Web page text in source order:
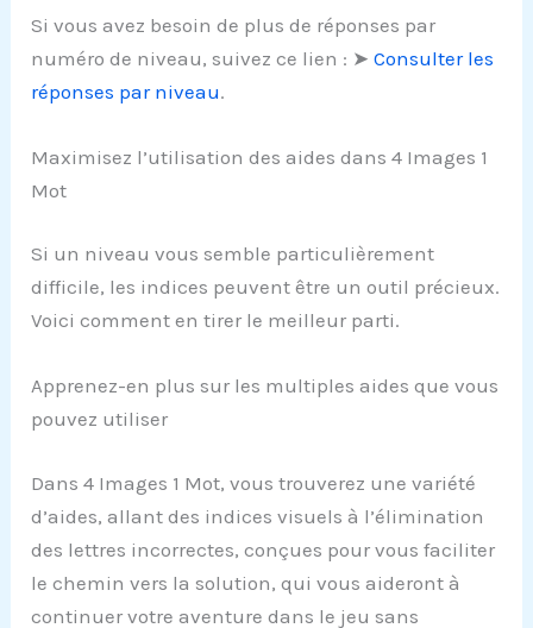
Si vous avez besoin de plus de réponses par
numéro de niveau, suivez ce lien : ➤Consulter les
réponses par niveau.
Maximisez l’utilisation des aides dans 4 Images 1
Mot
Si un niveau vous semble particulièrement
difficile, les indices peuvent être un outil précieux.
Voici comment en tirer le meilleur parti.
Apprenez-en plus sur les multiples aides que vous
pouvez utiliser
Dans 4 Images 1 Mot, vous trouverez une variété
d’aides, allant des indices visuels à l’élimination
des lettres incorrectes, conçues pour vous faciliter
le chemin vers la solution, qui vous aideront à
continuer votre aventure dans le jeu sans